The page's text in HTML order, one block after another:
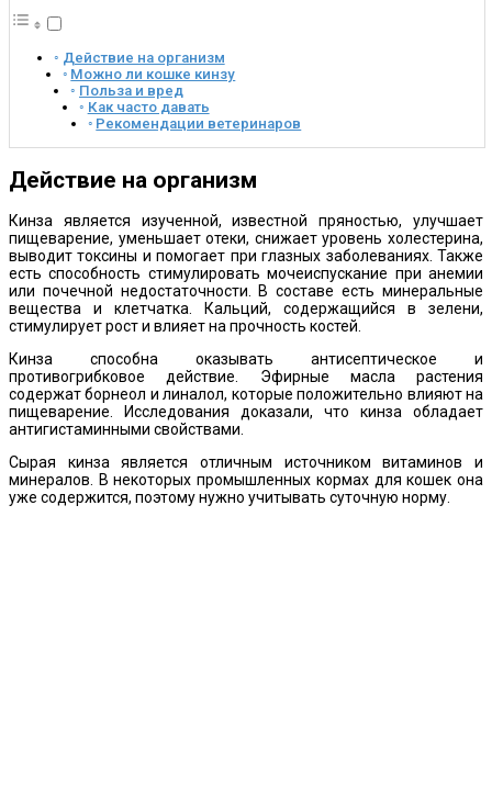
Действие на организм
Можно ли кошке кинзу
Польза и вред
Как часто давать
Рекомендации ветеринаров
Действие на организм
Кинза является изученной, известной пряностью, улучшает
пищеварение, уменьшает отеки, снижает уровень холестерина,
выводит токсины и помогает при глазных заболеваниях. Также
есть способность стимулировать мочеиспускание при анемии
или почечной недостаточности. В составе есть минеральные
вещества и клетчатка. Кальций, содержащийся в зелени,
стимулирует рост и влияет на прочность костей.
Кинза способна оказывать антисептическое и
противогрибковое действие. Эфирные масла растения
содержат борнеол и линалол, которые положительно влияют на
пищеварение. Исследования доказали, что кинза обладает
антигистаминными свойствами.
Сырая кинза является отличным источником витаминов и
минералов. В некоторых промышленных кормах для кошек она
уже содержится, поэтому нужно учитывать суточную норму.